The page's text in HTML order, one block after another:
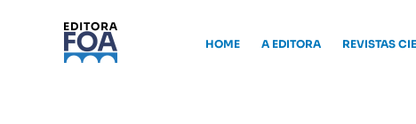
HOME A EDITORA REVISTAS